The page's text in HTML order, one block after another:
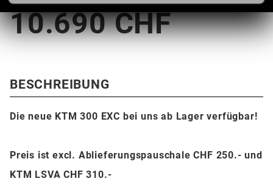
10.690 CHF
BESCHREIBUNG
Die neue KTM 300 EXC bei uns ab Lager verfügbar!
Preis ist excl. Ablieferungspauschale CHF 250.- und
KTM LSVA CHF 310.-